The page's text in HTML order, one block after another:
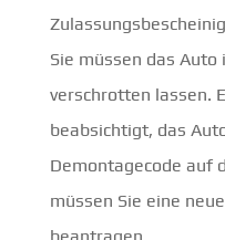
Sie müssen das Auto
verschrotten lassen.
beabsichtigt, das
Demontagecode auf
müssen Sie eine